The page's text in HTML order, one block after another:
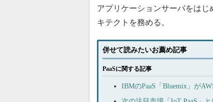
アプリケーションサーバをはじ
キテクトを務める。
併せて読みたいお薦め記事
PaaSに関する記事
IBMのPaaS「Bluemix」が